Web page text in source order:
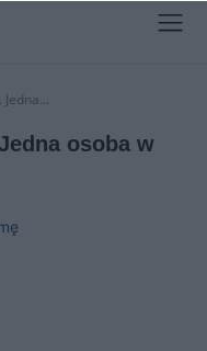
osoba w